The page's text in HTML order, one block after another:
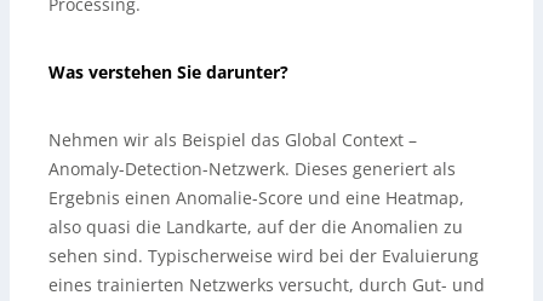
Processing.
Was verstehen Sie darunter?
Nehmen wir als Beispiel das Global Context –
Anomaly-Detection-Netzwerk. Dieses generiert als
Ergebnis einen Anomalie-Score und eine Heatmap,
also quasi die Landkarte, auf der die Anomalien zu
sehen sind. Typischerweise wird bei der Evaluierung
eines trainierten Netzwerks versucht, durch Gut- und